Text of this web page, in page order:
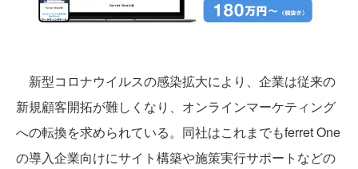
新型コロナウイルスの感染拡大により、企業は従来の
新規顧客開拓が難しくなり、オンラインマーケティング
への転換を求められている。同社はこれまでもferret One
の導入企業向けにサイト構築や施策実行サポートなどの